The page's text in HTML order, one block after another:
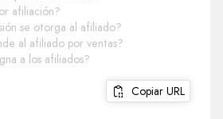
afiliación?
se otorga al afiliado?
al afiliado por ventas?
a los afiliados?
Copiar URL